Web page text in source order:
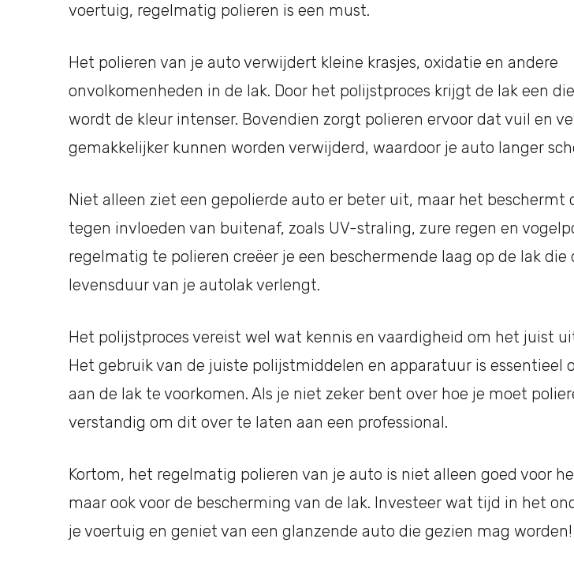
voertuig, regelmatig polieren is een must.
Het polieren van je auto verwijdert kleine krasjes, oxidatie en andere
onvolkomenheden in de lak. Door het polijstproces krijgt de lak een
wordt de kleur intenser. Bovendien zorgt polieren ervoor dat vuil en
gemakkelijker kunnen worden verwijderd, waardoor je auto langer
Niet alleen ziet een gepolierde auto er beter uit, maar het beschermt
tegen invloeden van buitenaf, zoals UV-straling, zure regen en
regelmatig te polieren creëer je een beschermende laag op de lak die
levensduur van je autolak verlengt.
Het polijstproces vereist wel wat kennis en vaardigheid om het juist
Het gebruik van de juiste polijstmiddelen en apparatuur is essentieel
aan de lak te voorkomen. Als je niet zeker bent over hoe je moet
verstandig om dit over te laten aan een professional.
Kortom, het regelmatig polieren van je auto is niet alleen goed voor
maar ook voor de bescherming van de lak. Investeer wat tijd in het
je voertuig en geniet van een glanzende auto die gezien mag worden!